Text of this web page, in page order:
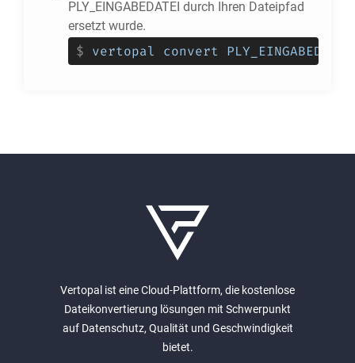
PLY_EINGABEDATEI durch Ihren Dateipfad
ersetzt wurde.
$ vertopal convert
Vertopal ist eine Cloud-Plattform, die kostenlose
Dateikonvertierung lösungen mit Schwerpunkt
auf Datenschutz, Qualität und Geschwindigkeit
bietet.